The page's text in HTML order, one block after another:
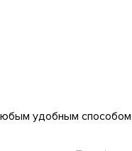
удобным способом: